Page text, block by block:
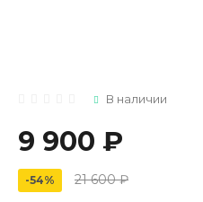
В наличии
9 900 ₽
-54% 21 600 ₽